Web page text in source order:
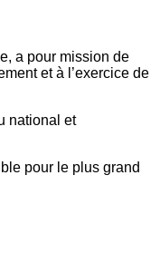
a pour mission de
et à l’exercice de
national et
pour le plus grand